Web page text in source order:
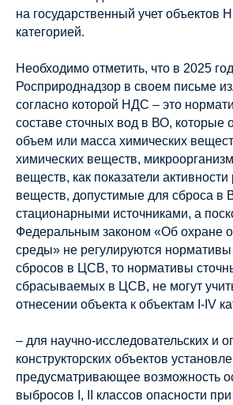
на государственный учет объектов
категорией.
Необходимо отметить, что в 2025
Росприроднадзор в своем письме
согласно которой НДС – это
составе сточных вод в ВО, которые
объем или масса химических
химических веществ,
веществ, как показатели
веществ, допустимые для сброса в
стационарными источниками, а
Федеральным законом «Об охране
среды» не регулируются
сбросов в ЦСВ, то нормативы
сбрасываемых в ЦСВ, не могут
отнесении объекта к объектам I-IV
– для научно-исследовательских и
конструкторских объектов
предусматривающее возможность
выбросов I, II классов опасности